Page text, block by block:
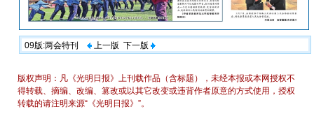
09版:两会特刊 上一版 下一版